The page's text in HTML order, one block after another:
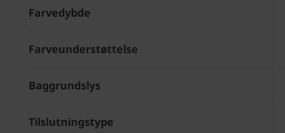
Farvedybde
Farveunderstøttelse
Baggrundslys
Tilslutningstype